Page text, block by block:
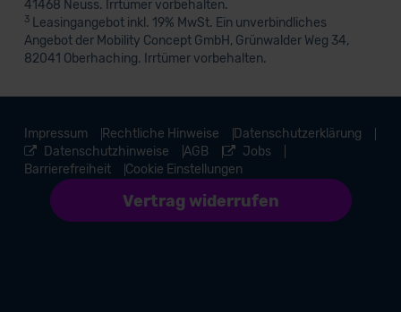
41468 Neuss. Irrtümer vorbehalten.
3Leasingangebot inkl. 19% MwSt. Ein unverbindliches
Angebot der Mobility Concept GmbH, Grünwalder Weg 34,
82041 Oberhaching. Irrtümer vorbehalten.
Impressum Rechtliche Hinweise
Datenschutzerklärung
Datenschutzhinweise
AGB
Jobs
Barrierefreiheit
Vertrag widerrufen
Cookie Einstellungen